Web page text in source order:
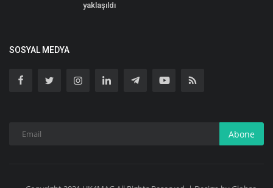
yaklaşıldı
SOSYAL MEDYA
Abone